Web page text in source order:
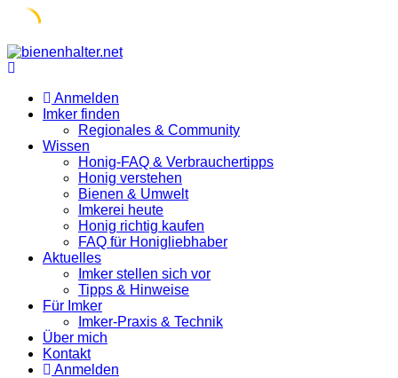
Skip
to
Anmelden
Imker finden
Regionales & Community
Wissen
Honig-FAQ & Verbrauchertipps
Honig verstehen
Bienen & Umwelt
Imkerei heute
Honig richtig kaufen
FAQ für Honigliebhaber
Aktuelles
Imker stellen sich vor
Tipps & Hinweise
Für Imker
Imker-Praxis & Technik
Über mich
Kontakt
Anmelden